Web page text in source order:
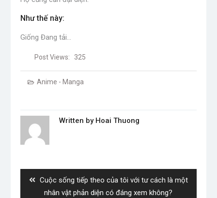
Như thế này:
Giống Đang tải…
Post Views: 325
Anime - Manga
Written by Hoai Thuong
Previous
post:
Cuộc sống tiếp theo của tôi với tư cách là một
nhân vật phản diện có đáng xem không?